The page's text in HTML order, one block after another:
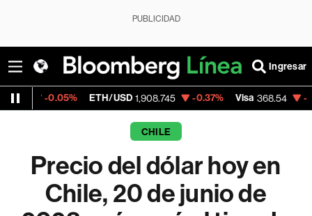
PUBLICIDAD
Ingresar
ETH/USD 1,908.745 -0.37% Visa 368.54 -0.28%
CHILE
Precio del dólar hoy en
Chile, 20 de junio de